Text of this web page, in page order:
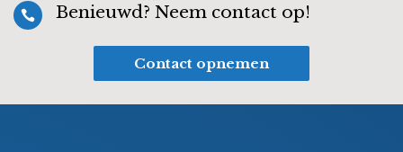
 Benieuwd? Neem contact op!
Contact opnemen